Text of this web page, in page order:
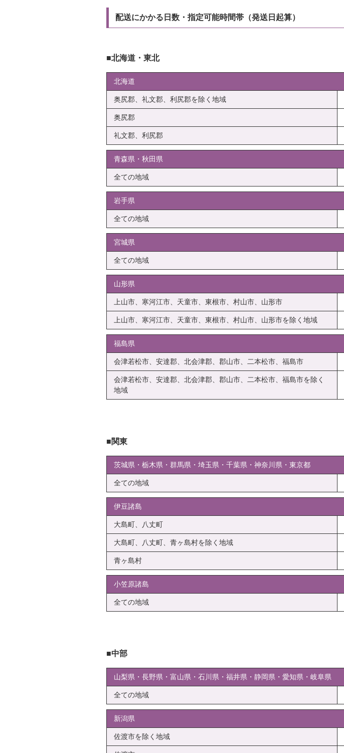
配送にかかる日数・指定可能時間帯（発送日起算）
北海道・東北
北海道
奥尻郡、礼文郡、利尻郡を除く地域
奥尻郡
礼文郡、利尻郡
青森県・秋田県
全ての地域
岩手県
全ての地域
宮城県
全ての地域
山形県
上山市、寒河江市、天童市、東根市、村山市、山形市
上山市、寒河江市、天童市、東根市、村山市、山形市を除く地域
福島県
会津若松市、安達郡、北会津郡、郡山市、二本松市、福島市
会津若松市、安達郡、北会津郡、郡山市、二本松市、福島市を除く
地域
関東
茨城県・栃木県・群馬県・埼玉県・千葉県・神奈川県・東京都
全ての地域
伊豆諸島
大島町、八丈町
大島町、八丈町、青ヶ島村を除く地域
青ヶ島村
小笠原諸島
全ての地域
中部
山梨県・長野県・富山県・石川県・福井県・静岡県・愛知県・岐阜県
全ての地域
新潟県
佐渡市を除く地域